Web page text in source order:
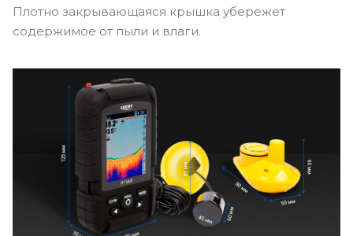
Плотно закрывающаяся крышка убережет
содержимое от пыли и влаги.